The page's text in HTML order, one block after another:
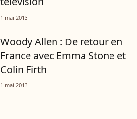
1 mai 2013
Woody Allen : De retour en
France avec Emma Stone et
Colin Firth
1 mai 2013